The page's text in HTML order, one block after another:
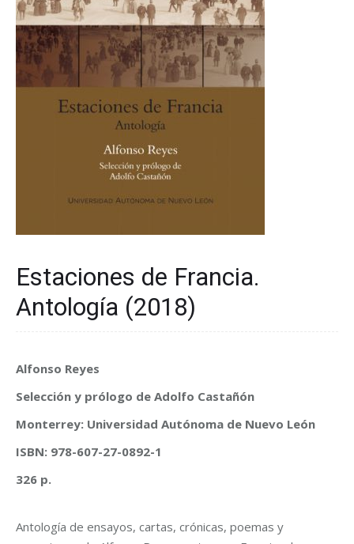
Estaciones de Francia.
Antología (2018)
Alfonso Reyes
Selección y prólogo de Adolfo Castañón
Monterrey: Universidad Autónoma de Nuevo León
ISBN: 978-607-27-0892-1
326 p.
Antología de ensayos, cartas, crónicas, poemas y